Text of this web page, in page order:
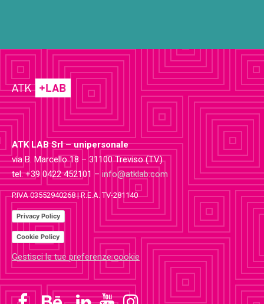
ATK LAB Srl – unipersonale
via B. Marcello 18 – 31100 Treviso (TV)
tel. +39 0422 452101 – info@atklab.com
P.IVA 03552940268 | R.E.A. TV-281140
Privacy Policy
Cookie Policy
Gestisci le tue preferenze cookie